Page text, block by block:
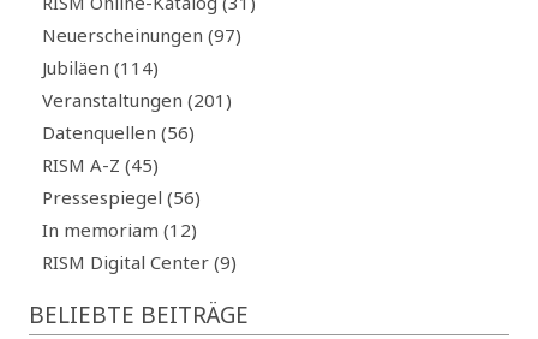
Neuerscheinungen (97)
Jubiläen (114)
Veranstaltungen (201)
Datenquellen (56)
RISM A-Z (45)
Pressespiegel (56)
In memoriam (12)
RISM Digital Center (9)
BELIEBTE BEITRÄGE